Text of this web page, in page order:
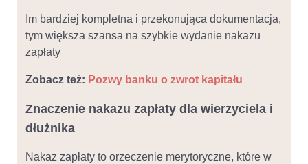
Im bardziej kompletna i przekonująca dokumentacja,
tym większa szansa na szybkie wydanie nakazu
zapłaty
Zobacz też: Pozwy banku o zwrot kapitału
Znaczenie nakazu zapłaty dla wierzyciela i
dłużnika
Nakaz zapłaty to orzeczenie merytoryczne, które w